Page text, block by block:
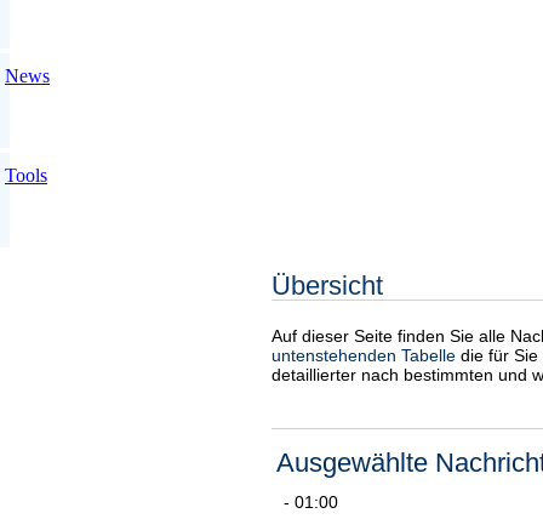
News
Tools
Übersicht
Auf dieser Seite finden Sie alle
untenstehenden Tabelle die für
detaillierter nach bestimmten und
Ausgewählte
- 01:00